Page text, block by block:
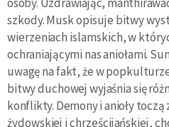
szkody. Musk opisuje bitwy
wierzeniach islamskich, w
ochraniającymi nas aniołami.
uwagę na fakt, że w
bitwy duchowej wyjaśnia się
konflikty. Demony i anioły
żydowskiej i chrześcijańskiej,